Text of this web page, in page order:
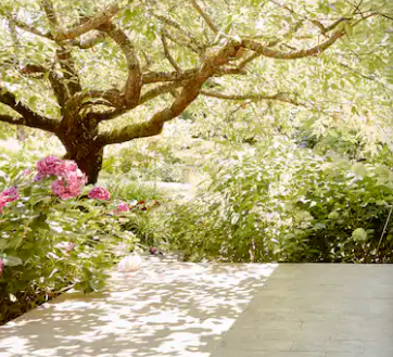
או לעיין בעזרת תנועות מגע או החלקה.